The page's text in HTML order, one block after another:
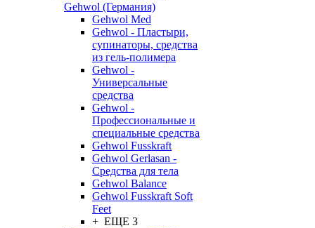
Gehwol (Германия)
Gehwol Med
Gehwol - Пластыри,
супинаторы, средства
из гель-полимера
Gehwol -
Универсальные
средства
Gehwol -
Профессиональные и
специальные средства
Gehwol Fusskraft
Gehwol Gerlasan -
Средства для тела
Gehwol Balance
Gehwol Fusskraft Soft
Feet
+ ЕЩЕ 3